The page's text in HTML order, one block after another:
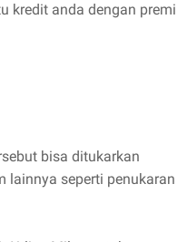
kredit anda dengan premi
bisa ditukarkan
lainnya seperti penukaran